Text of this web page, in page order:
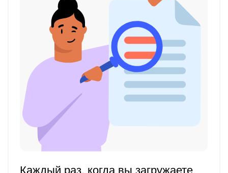
Каждый раз, когда вы загружаете